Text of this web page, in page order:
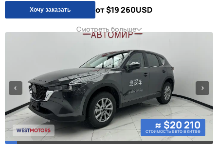
Хочу заказать от $19 260USD
Смотреть больше
≈ $20 210
стоимость авто в китае